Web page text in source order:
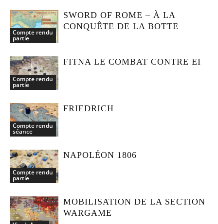
Compte rendu
partie
SWORD OF ROME – À LA
CONQUÊTE DE LA BOTTE
Compte rendu
partie
FITNA LE COMBAT CONTRE EI
Compte rendu
séance
FRIEDRICH
Compte rendu
partie
NAPOLÉON 1806
MOBILISATION DE LA SECTION
WARGAME